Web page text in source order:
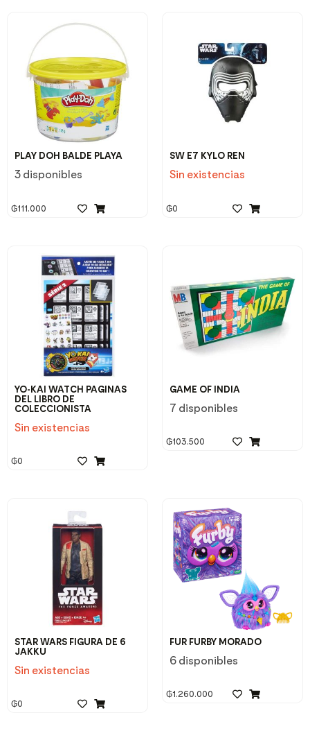
PLAY DOH BALDE PLAYA
3 disponibles
₲111.000
SW E7 KYLO REN
Sin existencias
₲0
YO-KAI WATCH PAGINAS
DEL LIBRO DE
COLECCIONISTA
Sin existencias
₲0
GAME OF INDIA
7 disponibles
₲103.500
STAR WARS FIGURA DE 6
JAKKU
Sin existencias
₲0
FUR FURBY MORADO
6 disponibles
₲1.260.000